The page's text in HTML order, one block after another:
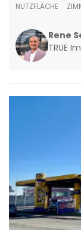
NUTZFLÄCHE
Rene
TRUE